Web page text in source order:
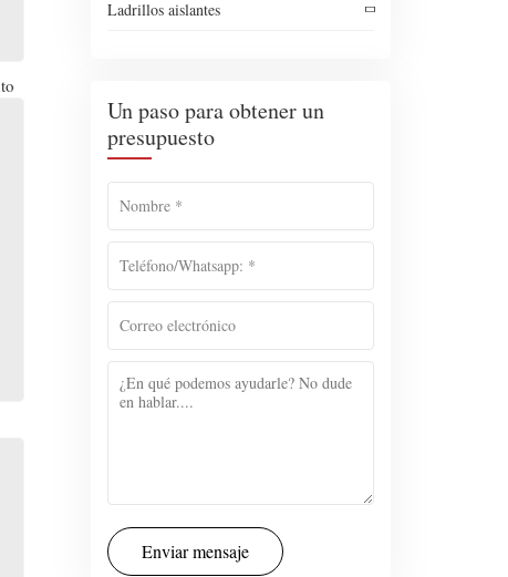
Ladrillos aislantes
Un paso para obtener un
presupuesto
Enviar mensaje